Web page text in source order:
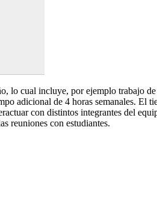
lo cual incluye, por ejemplo trabajo
adicional de 4 horas semanales. El
con distintos integrantes del
reuniones con estudiantes.